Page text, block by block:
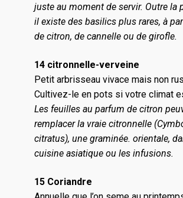
juste au moment de servir. Outre la
il existe des basilics plus rares, à
de citron, de cannelle ou de girofle.
14 citronnelle-verveine
Petit arbrisseau vivace mais non
Cultivez-le en pots si votre climat
Les feuilles au parfum de citron
remplacer la vraie citronnelle
citratus), une graminée. orientale,
cuisine asiatique ou les infusions.
15 Coriandre